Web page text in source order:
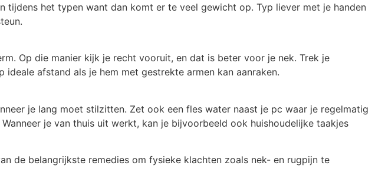
het typen want dan komt er te veel gewicht op. Typ liever met je handen
Op die manier kijk je recht vooruit, en dat is beter voor je nek. Trek je
afstand als je hem met gestrekte armen kan aanraken.
je lang moet stilzitten. Zet ook een fles water naast je pc waar je regelmatig
je van thuis uit werkt, kan je bijvoorbeeld ook huishoudelijke taakjes
de belangrijkste remedies om fysieke klachten zoals nek- en rugpijn te